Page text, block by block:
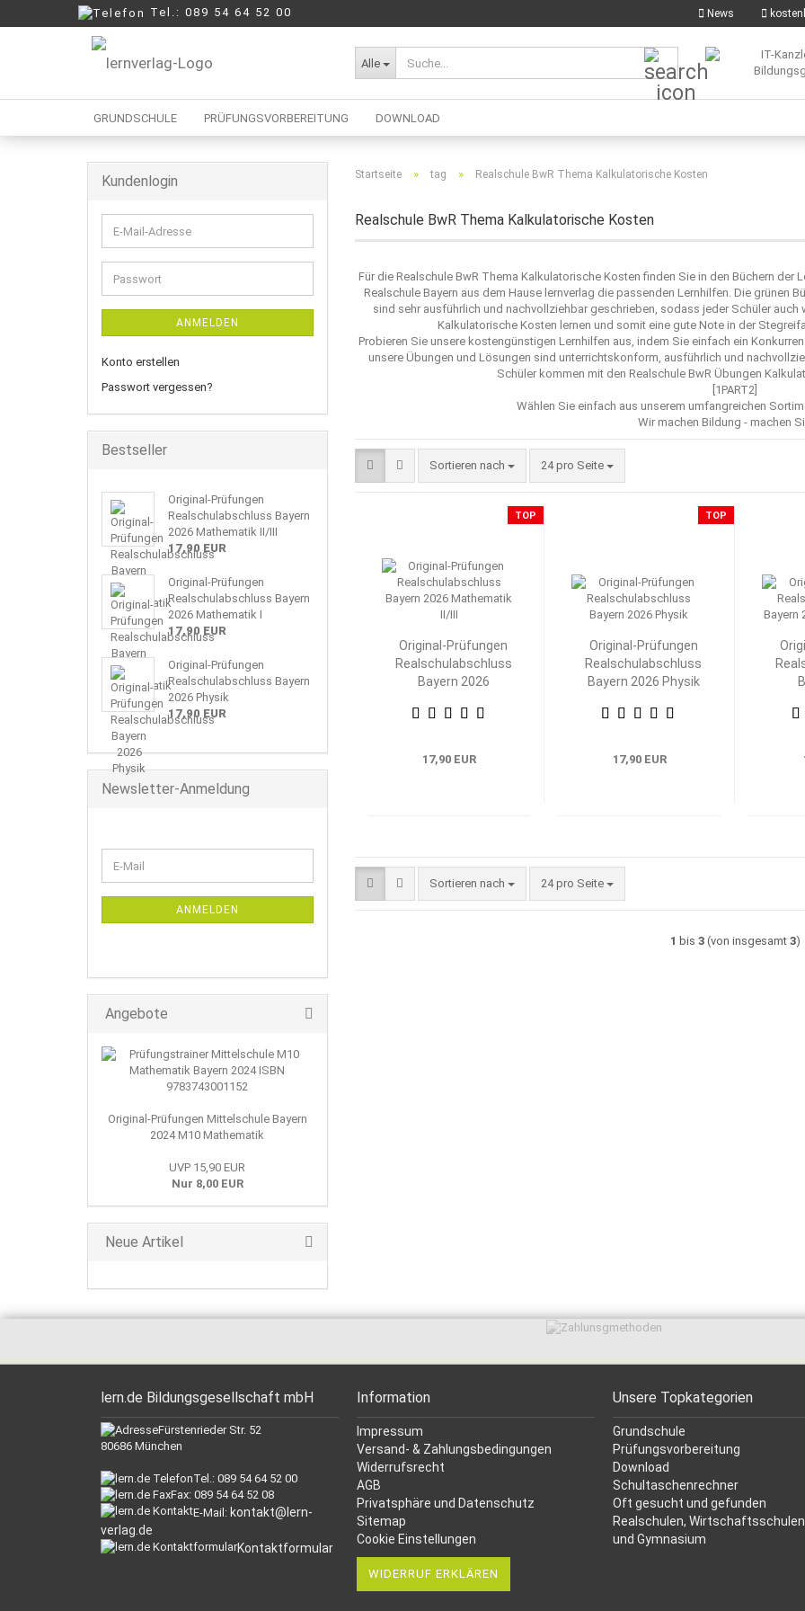
News
Tel.: 089 54 64 52 00
Alle
Suche...
GRUNDSCHULE PRÜFUNGSVORBEREITUNG
Mittelschule
DOWNLOAD
Startseite » tag » Realschule BwR Thema Kalkulatorische Kosten
Realschule BwR Thema Kalkulatorische Kosten
Für die Realschule BwR Thema Kalkulatorische Kosten finden Sie in den Büchern
Realschule Bayern aus dem Hause lernverlag die passenden Lernhilfen. Die grünen
sind sehr ausführlich und nachvollziehbar geschrieben, sodass jeder Schüler
Kalkulatorische Kosten lernen und somit eine gute Note in der
Probieren Sie unsere kostengünstigen Lernhilfen aus, indem Sie einfach ein
unsere Übungen und Lösungen sind unterrichtskonform, ausführlich und
Schüler kommen mit den Realschule BwR Übungen
[1PART2]
Wählen Sie einfach aus unserem umfangreichen
Wir machen Bildung - machen
Sortieren nach
Sortieren nach 24 pro Seite
pro Seite
TOP
Original-Prüfungen
Realschulabschluss
Bayern 2026
17,90 EUR
TOP
Original-Prüfungen
Realschulabschluss
Bayern 2026 Physik
17,90 EUR
Sortieren nach
Sortieren nach 24 pro Seite
pro Seite
1 bis 3(von insgesamt 3)
Kundenlogin
E-
Mail-
Adresse
Passwort
ANMELDEN
Konto erstellen
Passwort vergessen?
Bestseller
Original-Prüfungen
Realschulabschluss Bayern
2026 Mathematik II/III
17,90 EUR
Original-Prüfungen
Realschulabschluss Bayern
2026 Mathematik I
17,90 EUR
Original-Prüfungen
Realschulabschluss Bayern
2026 Physik
17,90 EUR
Newsletter-Anmeldung
ZUR
E-
Mail
ANMELDEN
Angebote
Original-Prüfungen Mittelschule Bayern
2024 M10 Mathematik
UVP 15,90 EUR
Nur 8,00 EUR
Neue Artikel
lern.de Bildungsgesellschaft mbH
Fürstenrieder Str. 52
80686 München
Tel.: 089 54 64 52 00
Fax: 089 54 64 52 08
E-Mail: kontakt@lern-
verlag.de
Kontaktformular
Information
Impressum
Versand- & Zahlungsbedingungen
Widerrufsrecht
AGB
Privatsphäre und Datenschutz
Sitemap
Cookie Einstellungen
WIDERRUF ERKLÄREN
Unsere Topkategorien
Grundschule
Prüfungsvorbereitung
Download
Schultaschenrechner
Oft gesucht und gefunden
Realschulen, Wirtschaftsschulen
und Gymnasium